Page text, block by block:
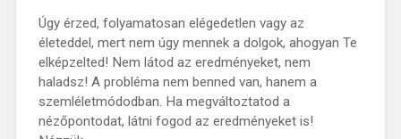
Úgy érzed, folyamatosan elégedetlen vagy az
életeddel, mert nem úgy mennek a dolgok, ahogyan Te
elképzelted! Nem látod az eredményeket, nem
haladsz! A probléma nem benned van, hanem a
szemléletmódodban. Ha megváltoztatod a
nézőpontodat, látni fogod az eredményeket is!